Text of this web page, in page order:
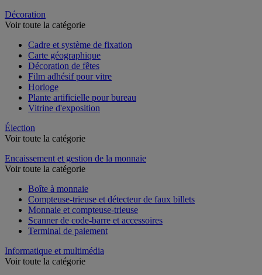
Décoration
Voir toute la catégorie
Cadre et système de fixation
Carte géographique
Décoration de fêtes
Film adhésif pour vitre
Horloge
Plante artificielle pour bureau
Vitrine d'exposition
Élection
Voir toute la catégorie
Encaissement et gestion de la monnaie
Voir toute la catégorie
Boîte à monnaie
Compteuse-trieuse et détecteur de faux billets
Monnaie et compteuse-trieuse
Scanner de code-barre et accessoires
Terminal de paiement
Informatique et multimédia
Voir toute la catégorie